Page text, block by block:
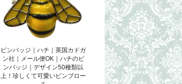
ピンバッジ｜ハチ｜英国カドガ
ン社｜メール便OK｜ハチのピ
ンバッジ｜デザイン50種類以
上！珍しくて可愛いピンブロー